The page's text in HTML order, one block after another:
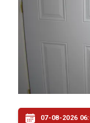
07-08-2026